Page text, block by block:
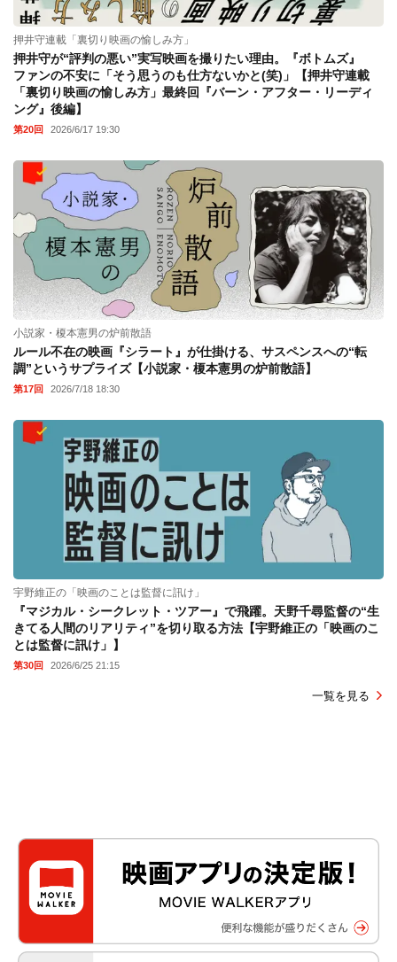
押井守連載「裏切り映画の愉しみ方」
押井守が“評判の悪い”実写映画を撮りたい理由。『ボトムズ』
ファンの不安に「そう思うのも仕方ないかと(笑)」【押井守連載
「裏切り映画の愉しみ方」最終回『バーン・アフター・リーディ
ング』後編】
第20回 2026/6/17 19:30
小説家・榎本憲男の炉前散語
ルール不在の映画『シラート』が仕掛ける、サスペンスへの“転
調”というサプライズ【小説家・榎本憲男の炉前散語】
第17回 2026/7/18 18:30
宇野維正の「映画のことは監督に訊け」
『マジカル・シークレット・ツアー』で飛躍。天野千尋監督の“生
きてる人間のリアリティ”を切り取る方法【宇野維正の「映画のこ
とは監督に訊け」】
第30回 2026/6/25 21:15
一覧を見る